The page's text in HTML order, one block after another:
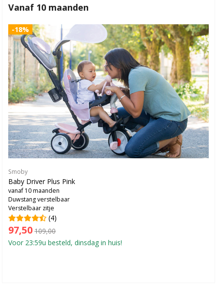
Vanaf 10 maanden
-18%
Smoby
Baby Driver Plus Pink
vanaf 10 maanden
Duwstang verstelbaar
Verstelbaar zitje
(4)
97,50 109,00
Voor 23:59u besteld, dinsdag in huis!